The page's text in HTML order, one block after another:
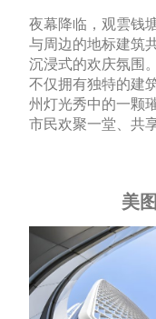
夜幕降临，观雲钱
与周边的地标建筑
沉浸式的欢庆氛围
不仅拥有独特的建
州灯光秀中的一颗
市民欢聚一堂、共
美